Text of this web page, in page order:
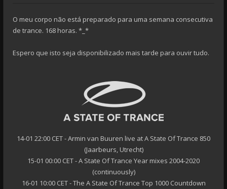
O meu corpo não está preparado para uma semana consecutiva
de trance. 168 horas. *_*
Espero que isto seja disponibilizado mais tarde para ouvir tudo.
14-01 22:00 CET - Armin van Buuren live at A State Of Trance 850
(Jaarbeurs, Utrecht)
15-01 00:00​​ CET - A State Of Trance Year mixes 2004-2020
(continuously)
16-01 10:00 CET - The A State Of Trance Top 1000 Countdown